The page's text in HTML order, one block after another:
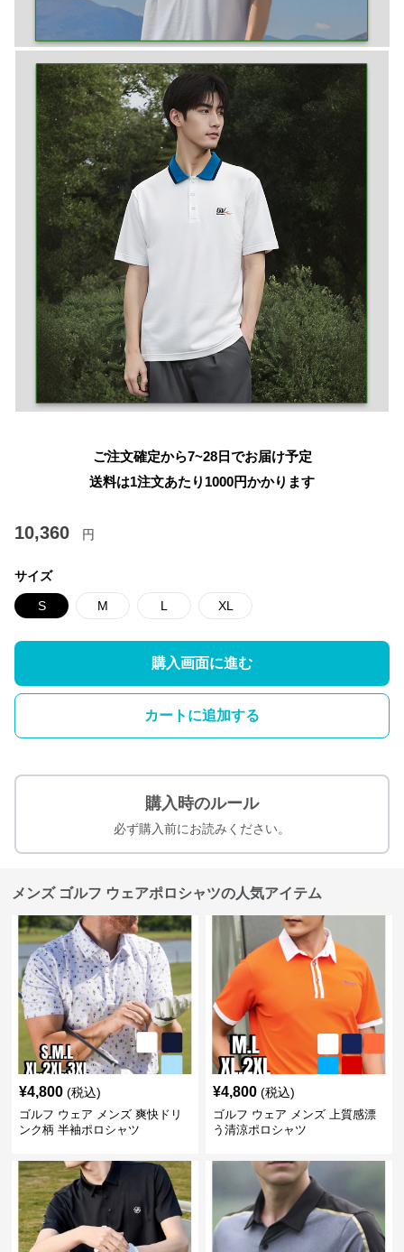
ご注文確定から7~28日でお届け予定
送料は1注文あたり 1000円かかります
10,360 円
サイズ
S M L XL
購入画面に進む
カートに追加する
購入時のルール
必ず購入前にお読みください。
メンズ ゴルフ ウェアポロシャツの人気アイテム
¥4,800 (税込)
ゴルフ ウェア メンズ 爽快ドリ
ンク柄 半袖ポロシャツ
¥4,800 (税込)
ゴルフ ウェア メンズ 上質感漂
う清涼ポロシャツ